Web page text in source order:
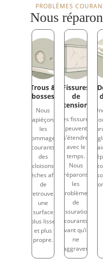
PROBLÈMES
Nous
Trous &
bosses
Nous
rapiéçons
les
dommages
courants
des
cloisons
sèches afin
de
retrouver
une
surface
plus lisse
et plus
propre.
Fissures
de
tension
Les fissures
peuvent
s’étendre
avec le
temps.
Nous
réparons
les
problèmes
de
fissuration
courants
avant qu’ils
ne
s’aggravent.